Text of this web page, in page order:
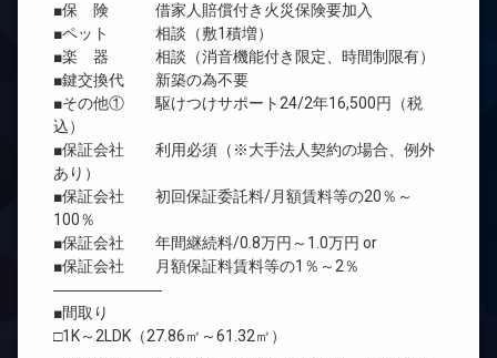
■保 険 借家人賠償付き火災保険要加入
■ペット 相談（敷1積増）
■楽 器 相談（消音機能付き限定、時間制限有）
■鍵交換代 新築の為不要
■その他① 駆けつけサポート24/2年16,500円（税
込）
■保証会社 利用必須（※大手法人契約の場合、例外
あり）
■保証会社 初回保証委託料/月額賃料等の20％～
100％
■保証会社 年間継続料/0.8万円～1.0万円 or
■保証会社 月額保証料賃料等の1％～2％
―――――――
■間取り
□1K～2LDK（27.86㎡～61.32㎡）